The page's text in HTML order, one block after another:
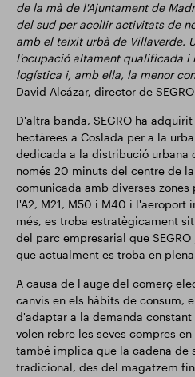
de la mà de l'Ajuntament de
del sud per acollir activitats de
amb el teixit urbà de Villaverde.
l'ocupació altament qualificada i
logística i, amb ella, la menor
David Alcázar, director de
D'altra banda, SEGRO ha
hectàrees a Coslada per a la
dedicada a la distribució urbana
només 20 minuts del centre de
comunicada amb diverses
l'A2, M21, M50 i M40 i l'aeroport
més, es troba estratègicament
del parc empresarial que
que actualment es troba en
A causa de l'auge del comerç
canvis en els hàbits de consum,
d'adaptar a la demanda
volen rebre les seves compres
també implica que la cadena de
tradicional, des del magatzem